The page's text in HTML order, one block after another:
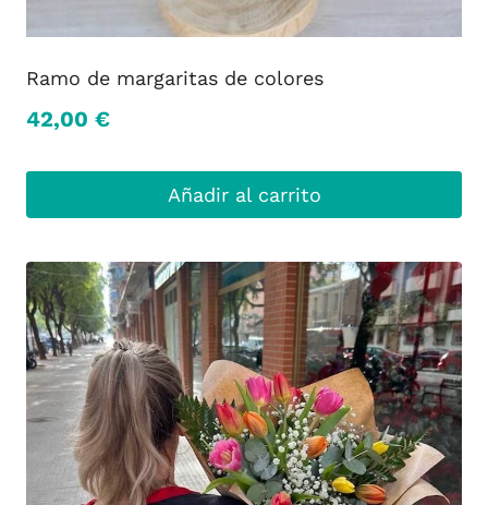
Ramo de margaritas de colores
42,00 €
Añadir al carrito